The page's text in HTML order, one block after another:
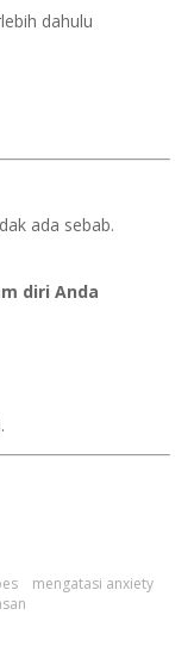
dahulu
ada sebab.
diri Anda
mengatasi anxiety